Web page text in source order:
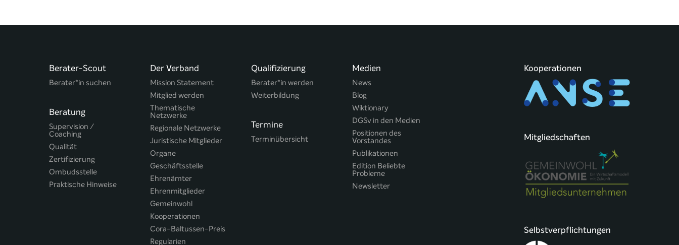
Berater-Scout
Berater*in suchen
Beratung
Supervision /
Coaching
Qualität
Zertifizierung
Ombudsstelle
Praktische Hinweise
Der Verband
Mission Statement
Mitglied werden
Thematische
Netzwerke
Regionale Netzwerke
Juristische Mitglieder
Organe
Geschäftsstelle
Ehrenämter
Ehrenmitglieder
Gemeinwohl
Kooperationen
Cora-Baltussen-Preis
Regularien
Qualifizierung
Berater*in werden
Weiterbildung
Termine
Terminübersicht
Medien
News
Blog
Wiktionary
DGSv in den Medien
Positionen des
Vorstandes
Publikationen
Edition Beliebte
Probleme
Newsletter
Kooperationen
Mitgliedschaften
Selbstverpflichtungen